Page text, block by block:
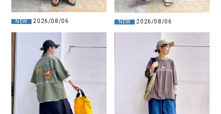
NEW 2026/08/06 NEW 2026/08/06